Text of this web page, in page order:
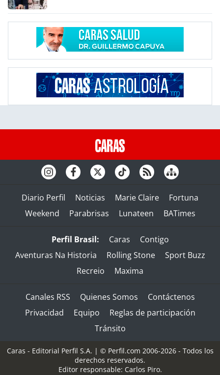
Diario Perfil Noticias Marie Claire
Fortuna
Weekend
Parabrisas Lunateen BATimes
Perfil Brasil: Caras
Contigo
Aventuras Na Historia
Rolling Stone
Sport Buzz
Recreio
Maxima
Canales RSS Quienes Somos
Contáctenos
Privacidad
Equipo
Reglas de participación
Tránsito
Caras - Editorial Perfil S.A. | © Perfil.com 2006-2026 - Todos los
derechos reservados.
Editor responsable: Carlos Piro.